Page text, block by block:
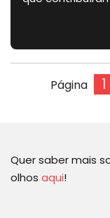
Página
Quer saber mais
olhos aqui!